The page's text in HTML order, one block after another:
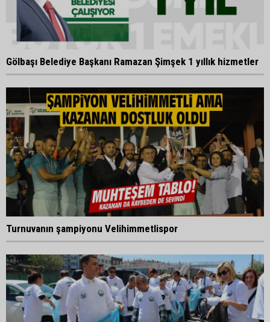
Gölbaşı Belediye Başkanı Ramazan Şimşek 1 yıllık hizmetler
Turnuvanın şampiyonu Velihimmetlispor